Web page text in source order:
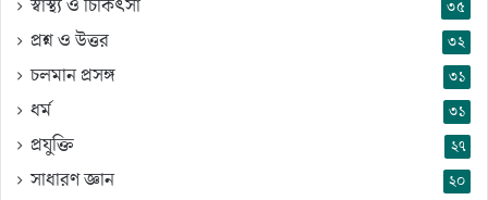
স্বাস্থ্য ও চিকিৎসা ৩৫
প্রশ্ন ও উত্তর ৩২
চলমান প্রসঙ্গ ৩১
ধর্ম ৩১
প্রযুক্তি ২৭
সাধারণ জ্ঞান ২০